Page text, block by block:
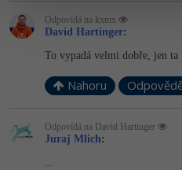
Odpovídá na kxmx
David Hartinger:
To vypadá velmi dobře, jen ta
Nahoru
Odpovídá na David Hartinger
Juraj Mlich:
...